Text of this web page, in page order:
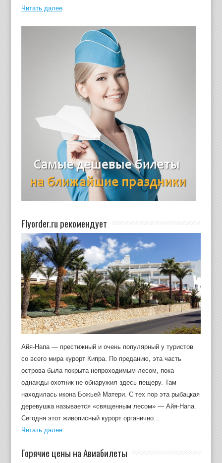
Читать далее
Flyorder.ru рекомендует
Айя-Напа — престижный и очень популярный у туристов
со всего мира курорт Кипра. По преданию, эта часть
острова была покрыта непроходимым лесом, пока
однажды охотник не обнаружил здесь пещеру. Там
находилась икона Божьей Матери. С тех пор эта рыбацкая
деревушка называется «священным лесом» — Айя-Напа.
Сегодня этот живописный курорт органично…
Читать далее
Горячие цены на Авиабилеты